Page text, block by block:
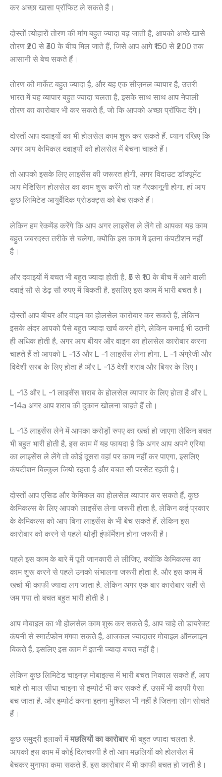
कर अच्छा खासा प्रॉफिट ले सकते हैं।
दोस्तों त्योहारों तोरण की मांग बहुत ज्यादा बढ़ जाती है, आपको अच्छे खासे
तोरण ₹20 से ₹30 के बीच मिल जाते हैं, जिसे आप आगे ₹150 से ₹200 तक
आसानी से बेच सकते हैं।
तोरण की मार्केट बहुत ज्यादा है, और यह एक सीज़नल व्यापार है, उत्तरी
भारत में यह व्यापार बहुत ज्यादा चलता है, इसके साथ साथ आप नेपाली
तोरण का कारोबार भी कर सकते हैं, जो कि आपको अच्छा प्रॉफिट देंगे।
दोस्तों आप दवाइयों का भी होलसेल काम शुरू कर सकते हैं, ध्यान रखिए कि
अगर आप केमिकल दवाइयों को होलसेल में बेचना चाहते हैं।
तो आपको इसके लिए लाइसेंस की जरूरत होगी, अगर विदाउट डॉक्यूमेंट
आप मेडिसिन होलसेल का काम शुरू करेंगे तो यह गैरकानूनी होगा, हां आप
कुछ लिमिटेड आयुर्वैदिक प्रोडक्ट्स को बेच सकते हैं।
लेकिन हम रेकमेंड करेंगे कि आप अगर लाइसेंस ले लेंगे तो आपका यह काम
बहुत जबरदस्त तरीके से चलेगा, क्योंकि इस काम में इतना कंपटीशन नहीं
है।
और दवाइयों में बचत भी बहुत ज्यादा होती है, ₹5 से ₹10 के बीच में आने वाली
दवाई सौ से डेढ़ सौ रुपए में बिकती है, इसलिए इस काम में भारी बचत है।
दोस्तों आप बीयर और वाइन का होलसेल कारोबार कर सकते हैं, लेकिन
इसके अंदर आपको पैसे बहुत ज्यादा खर्च करने होंगे, लेकिन कमाई भी उतनी
ही अधिक होती है, अगर आप बीयर और वाइन का होलसेल कारोबार करना
चाहते हैं तो आपको L -13 और L -1 लाइसेंस लेना होगा, L -1 अंग्रेजी और
विदेशी सरब के लिए होता है और L -13 देशी शराब और बियर के लिए।
L -13 और L -1 लाइसेंस शराब के होलसेल व्यापार के लिए होता है और L
-14a अगर आप शराब की दुकान खोलना चाहते हैं तो।
L -13 लाइसेंस लेने में आपका करोड़ों रुपए का खर्चा हो जाएगा लेकिन बचत
भी बहुत भारी होती है, इस काम में यह फायदा है कि अगर आप अपने एरिया
का लाइसेंस ले लेंगे तो कोई दूसरा वहां पर काम नहीं कर पाएगा, इसलिए
कंपटीशन बिल्कुल जियो रहता है और बचत सौ परसेंट रहती है।
दोस्तों आप एसिड और केमिकल का होलसेल व्यापार कर सकते हैं, कुछ
केमिकल्स के लिए आपको लाइसेंस लेना जरूरी होता है, लेकिन कई प्रकार
के केमिकल्स को आप बिना लाइसेंस के भी बेच सकते हैं, लेकिन इस
कारोबार को करने से पहले थोड़ी इंफॉर्मेशन होना जरूरी है।
पहले इस काम के बारे में पूरी जानकारी ले लीजिए, क्योंकि केमिकल्स का
काम शुरू करने से पहले उनको संभालना जरूरी होता है, और इस काम में
खर्चा भी काफी ज्यादा लग जाता है, लेकिन अगर एक बार कारोबार सही से
जम गया तो बचत बहुत भारी होती है।
आप मोबाइल का भी होलसेल काम शुरू कर सकते हैं, आप चाहे तो डायरेक्ट
कंपनी से स्मार्टफोन मंगवा सकते हैं, आजकल ज्यादातर मोबाइल ऑनलाइन
बिकते हैं, इसलिए इस काम में इतनी ज्यादा बचत नहीं है।
लेकिन कुछ लिमिटेड चाइनज़ मोबाइल्स में भारी बचत निकाल सकते हैं, आप
चाहे तो माल सीधा चाइना से इम्पोर्ट भी कर सकते हैं, उसमें भी काफी पैसा
बच जाता है, और इम्पोर्ट करना इतना मुश्किल भी नहीं है जितना लोग सोचते
हैं।
कुछ समुद्री इलाकों मेंमछलियों का कारोबारभी बहुत ज्यादा चलता है,
आपको इस काम में कोई दिलचस्पी है तो आप मछलियों को होलसेल में
बेचकर मुनाफा कमा सकते हैं, इस कारोबार में भी काफी बचत हो जाती है।